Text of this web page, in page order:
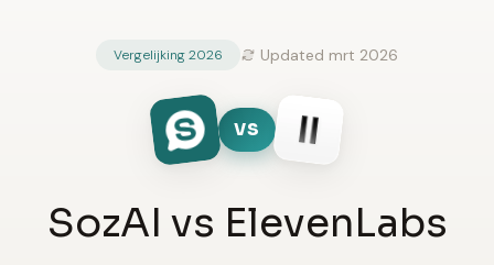
Vergelijking 2026 Updated mrt 2026
VS
SozAI vs ElevenLabs